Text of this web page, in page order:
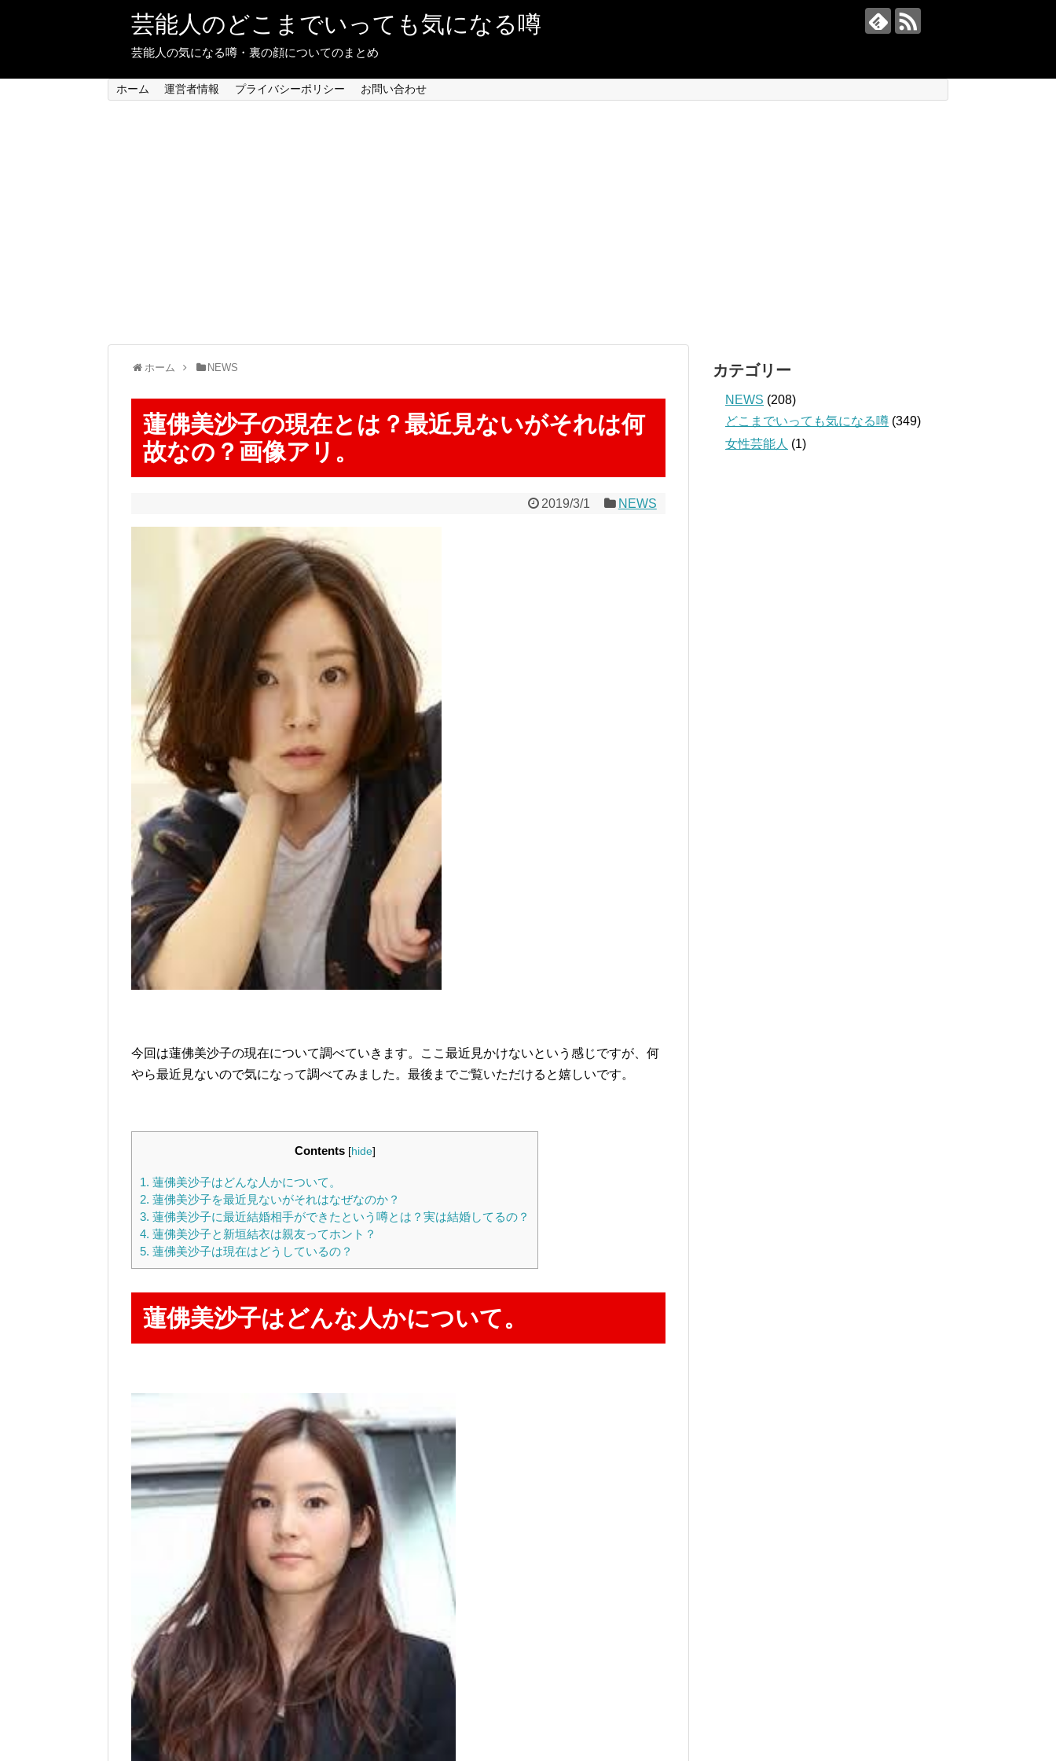
芸能人のどこまでいっても気になる噂
芸能人の気になる噂・裏の顔についてのまとめ
ホーム 運営者情報 プライバシーポリシー お問い合わせ
ホーム NEWS
蓮佛美沙子の現在とは？最近見ないがそれは何
故なの？画像アリ。
2019/3/1 NEWS
今回は蓮佛美沙子の現在について調べていきます。ここ最近見かけないという感じですが、何
やら最近見ないので気になって調べてみました。最後までご覧いただけると嬉しいです。
Contents [hide]
1. 蓮佛美沙子はどんな人かについて。
2. 蓮佛美沙子を最近見ないがそれはなぜなのか？
3. 蓮佛美沙子に最近結婚相手ができたという噂とは？実は結婚してるの？
4. 蓮佛美沙子と新垣結衣は親友ってホント？
5. 蓮佛美沙子は現在はどうしているの？
蓮佛美沙子はどんな人かについて。
カテゴリー
NEWS (208)
どこまでいっても気になる噂 (349)
女性芸能人 (1)